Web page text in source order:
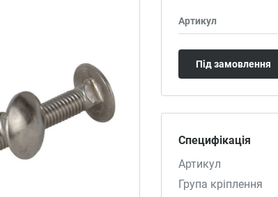
Артикул
Під замовлення
Специфікація
Артикул
Група кріплення